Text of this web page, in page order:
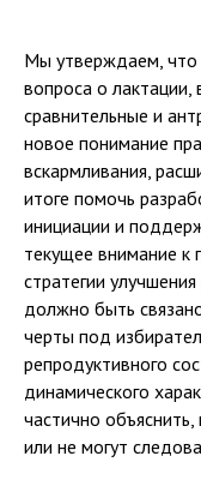
Мы утверждаем, что
вопроса о
сравнительные и
новое понимание
вскармливания,
итоге помочь
инициации и
текущее внимание к
стратегии
должно быть
черты под
репродуктивного
динамического
частично
или не могут